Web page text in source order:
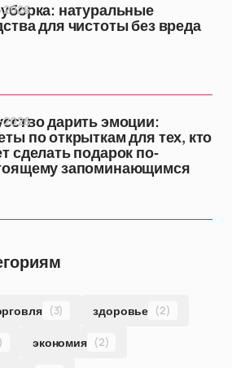
натуральные
для чистоты без вреда
2026
дарить эмоции:
по открыткам для тех, кто
сделать подарок по-
запоминающимся
2026
(3) здоровье (2)
экономия (2)